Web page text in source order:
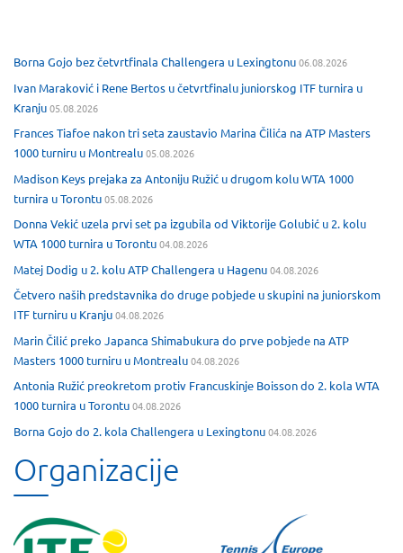
Borna Gojo bez četvrtfinala Challengera u Lexingtonu06.08.2026
Ivan Maraković i Rene Bertos u četvrtfinalu juniorskog ITF turnira u
Kranju05.08.2026
Frances Tiafoe nakon tri seta zaustavio Marina Čilića na ATP Masters
1000 turniru u Montrealu05.08.2026
Madison Keys prejaka za Antoniju Ružić u drugom kolu WTA 1000
turnira u Torontu05.08.2026
Donna Vekić uzela prvi set pa izgubila od Viktorije Golubić u 2. kolu
WTA 1000 turnira u Torontu04.08.2026
Matej Dodig u 2. kolu ATP Challengera u Hagenu04.08.2026
Četvero naših predstavnika do druge pobjede u skupini na juniorskom
ITF turniru u Kranju04.08.2026
Marin Čilić preko Japanca Shimabukura do prve pobjede na ATP
Masters 1000 turniru u Montrealu04.08.2026
Antonia Ružić preokretom protiv Francuskinje Boisson do 2. kola WTA
1000 turnira u Torontu04.08.2026
Borna Gojo do 2. kola Challengera u Lexingtonu04.08.2026
Organizacije